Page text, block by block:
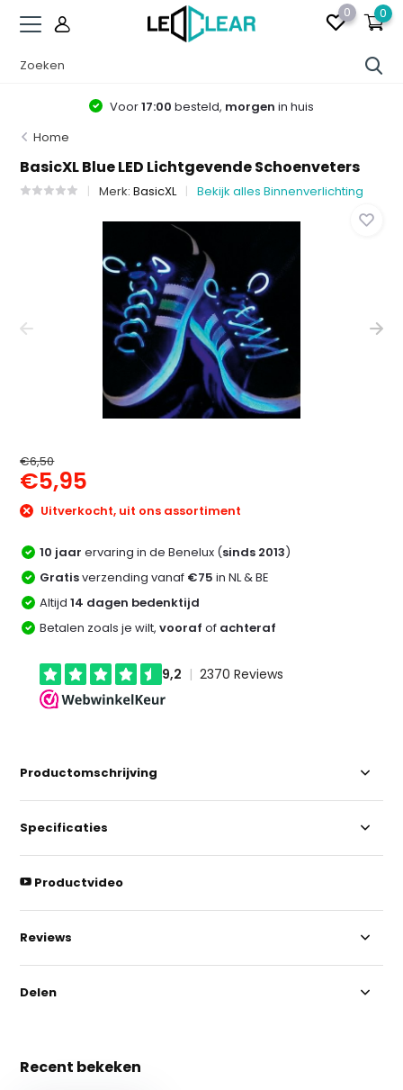
0 0
Voor17:00 besteld, morgen in huis
Home
BasicXL Blue LED Lichtgevende Schoenveters
Merk:BasicXL Bekijk alles Binnenverlichting
€6,50
€5,95
Uitverkocht, uit ons assortiment
10 jaar ervaring in de Benelux (sinds 2013)
Gratisverzending vanaf €75 in NL & BE
Altijd14 dagen bedenktijd
Betalen zoals je wilt,vooraf of achteraf
Productomschrijving
Specificaties
Productvideo
Reviews
Delen
Recent bekeken